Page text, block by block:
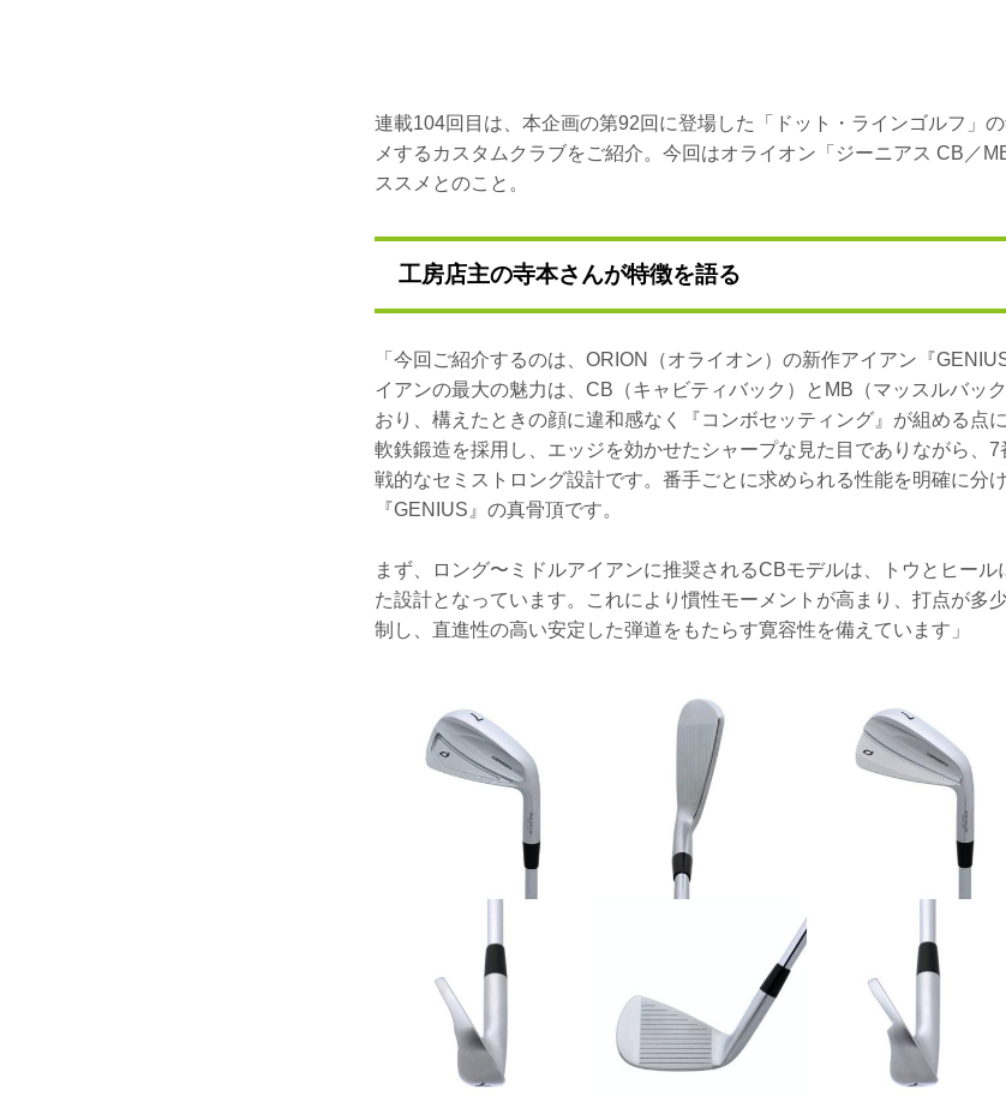
連載104回目は、本企画の第92回に登場した「ドット・ラインゴルフ」
メするカスタムクラブをご紹介。今回はオライオン「ジーニアス CB／
ススメとのこと。
工房店主の寺本さんが特徴を語る
「今回ご紹介するのは、ORION（オライオン）の新作アイアン『
イアンの最大の魅力は、CB（キャビティバック）とMB（マッスルバッ
おり、構えたときの顔に違和感なく『コンボセッティング』が組める点
軟鉄鍛造を採用し、エッジを効かせたシャープな見た目でありながら、
戦的なセミストロング設計です。番手ごとに求められる性能を明確に分
『GENIUS』の真骨頂です。
まず、ロング〜ミドルアイアンに推奨されるCBモデルは、トウとヒール
た設計となっています。これにより慣性モーメントが高まり、打点が多
制し、直進性の高い安定した弾道をもたらす寛容性を備えています」